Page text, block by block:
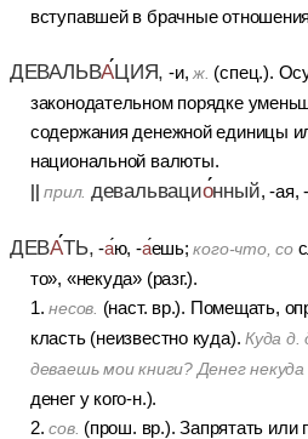
вступавшей в брачные
ДЕВАЛЬВАЦИЯ, -и,ж. (спец.).
законодательном порядке
содержания денежной единицы
национальной валюты.
||прил. девальвационный, -ая,
ДЕВАТЬ, -аю, -аешь;кого-что, со
то», «некуда» (разг.).
1.несов. (наст. вр.). Помещать,
класть (неизвестно куда).Куда д.
деваешь мои книги? Денег некуда
денег у кого-н.).
2.сов. (прош. вр.). Запрятать или